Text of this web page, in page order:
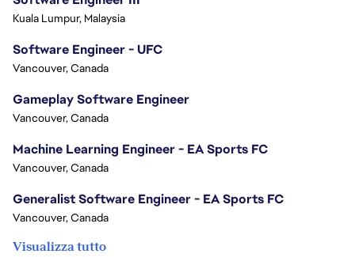
Kuala Lumpur, Malaysia
Software Engineer - UFC
Vancouver, Canada
Gameplay Software Engineer
Vancouver, Canada
Machine Learning Engineer - EA Sports FC
Vancouver, Canada
Generalist Software Engineer - EA Sports FC
Vancouver, Canada
Visualizza tutto